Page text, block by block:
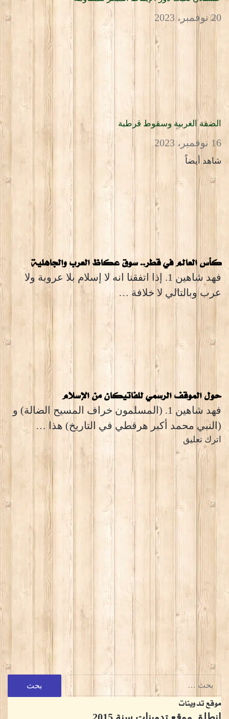
20 نوفمبر، 2023
الضفة الغربية وسقوط قرطبة
16 نوفمبر، 2023
شاهد أيضاً
كأس العالم في قطر.. سوق عكاظ العرب والجاهلية
فهد شاهين 1. إذا اتفقنا انه لا إسلام بلا عروبة ولا
عرب وبالتالي لا خلافة …
حول الموقف الرسمي للفاتيكان من الإسلام
فهد شاهين 1. (المسلمون خراف المسيح الضالة) و
(النبي محمد أكبر هرقطي في التاريخ) هذا …
اترك تعليق
موقع تدوينات